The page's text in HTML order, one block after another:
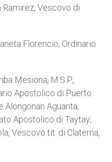
Ramirez, Vescovo di
Florencio, Ordinario
Mesiona, M.S.P.,
Apostolico di Puerto
Alongonan Aguanta,
Apostolico di Taytay;
Vescovo tit. di Claterna,